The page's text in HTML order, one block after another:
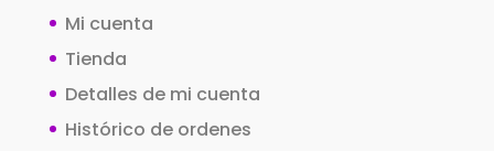
Mi cuenta
Tienda
Detalles de mi cuenta
Histórico de ordenes